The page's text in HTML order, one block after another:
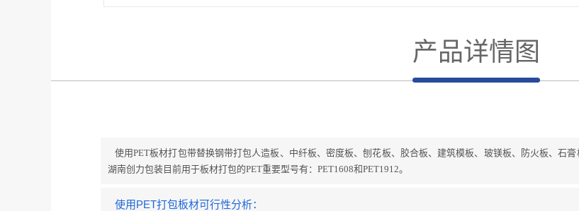
产品详情图
使用PET板材打包带替换钢带打包人造板、中纤板、密度板、刨花板、胶合板、建筑模板、玻镁板、防火板、石
湖南创力包装目前用于板材打包的PET重要型号有：PET1608和PET1912。
使用PET打包板材可行性分析：